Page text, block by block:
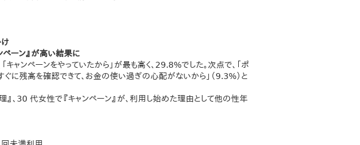
け
ーン』が高い結果に
ャンペーンをやっていたから」が最も高く、29.8%でした。次点で、「ポ
ぐに残高を確認できて、お金の使い過ぎの心配がないから」（9.3%）と
、30 代女性で『キャンペーン』が、利用し始めた理由として他の性年